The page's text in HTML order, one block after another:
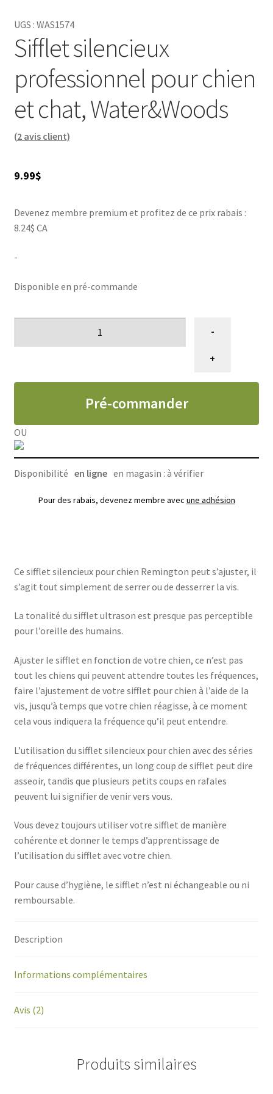
UGS : WAS1574
Sifflet silencieux
professionnel pour chien
et chat, Water&Woods
(2avis client)
9.99$
Devenez membre premium et profitez de ce prix rabais :
8.24$ CA
-
Disponible en pré-commande
Sifflet
professionnel
Water&Woods
-
+
Pré-commander
OU
Disponibilité en ligne en magasin : à vérifier
Pour des rabais, devenez membre avec une adhésion
Ce sifflet silencieux pour chien Remington peut s’ajuster, il
s’agit tout simplement de serrer ou de desserrer la vis.
La tonalité du sifflet ultrason est presque pas perceptible
pour l’oreille des humains.
Ajuster le sifflet en fonction de votre chien, ce n’est pas
tout les chiens qui peuvent attendre toutes les fréquences,
faire l’ajustement de votre sifflet pour chien à l’aide de la
vis, jusqu’à temps que votre chien réagisse, à ce moment
cela vous indiquera la fréquence qu’il peut entendre.
L’utilisation du sifflet silencieux pour chien avec des séries
de fréquences différentes, un long coup de sifflet peut dire
asseoir, tandis que plusieurs petits coups en rafales
peuvent lui signifier de venir vers vous.
Vous devez toujours utiliser votre sifflet de manière
cohérente et donner le temps d’apprentissage de
l’utilisation du sifflet avec votre chien.
Pour cause d’hygiène, le sifflet n’est ni échangeable ou ni
remboursable.
Description
Informations complémentaires
Avis (2)
Produits similaires